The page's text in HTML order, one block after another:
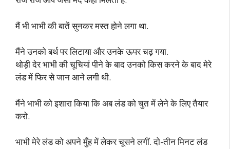
मैं भी भाभी की बातें सुनकर मस्त होने लगा था.
मैंने उनको बर्थ पर लिटाया और उनके ऊपर चढ़ गया.
थोड़ी देर भाभी की चूचियां पीने के बाद उनको किस करने के बाद मेरे
लंड में फिर से जान आने लगी थी.
मैंने भाभी को इशारा किया कि अब लंड को चुत में लेने के लिए तैयार
करो.
भाभी मेरे लंड को अपने मुँह में लेकर चूसने लगीं. दो-तीन मिनट लंड